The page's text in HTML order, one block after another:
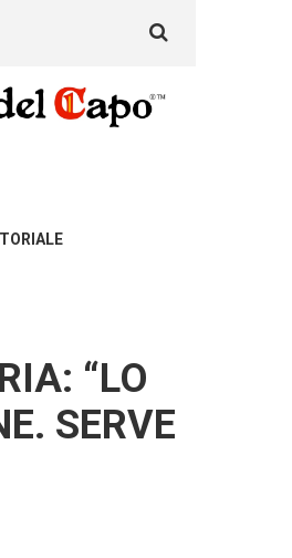
for:
“LO
SERVE